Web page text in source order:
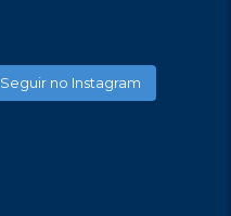
Seguir no Instagram